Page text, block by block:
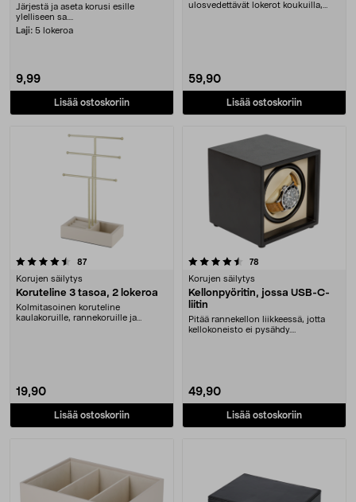
Järjestä ja aseta korusi esille
ylelliseen sa....
Laji: 5 lokeroa
9,99
Lisää ostoskoriin
ulosvedettävät lokerot koukuilla,
59,90
Lisää ostoskoriin
87arvostelut
Korujen säilytys
Koruteline 3 tasoa, 2 lokeroa
Kolmitasoinen koruteline
kaulakoruille, rannekoruille ja
19,90
Lisää ostoskoriin
4.5 viidestä tähdestä 78
Korujen säilytys
Kellonpyöritin, jossa USB-C-
liitin
Pitää rannekellon liikkeessä, jotta
kellokoneisto ei pysähdy.
49,90
Lisää ostoskoriin